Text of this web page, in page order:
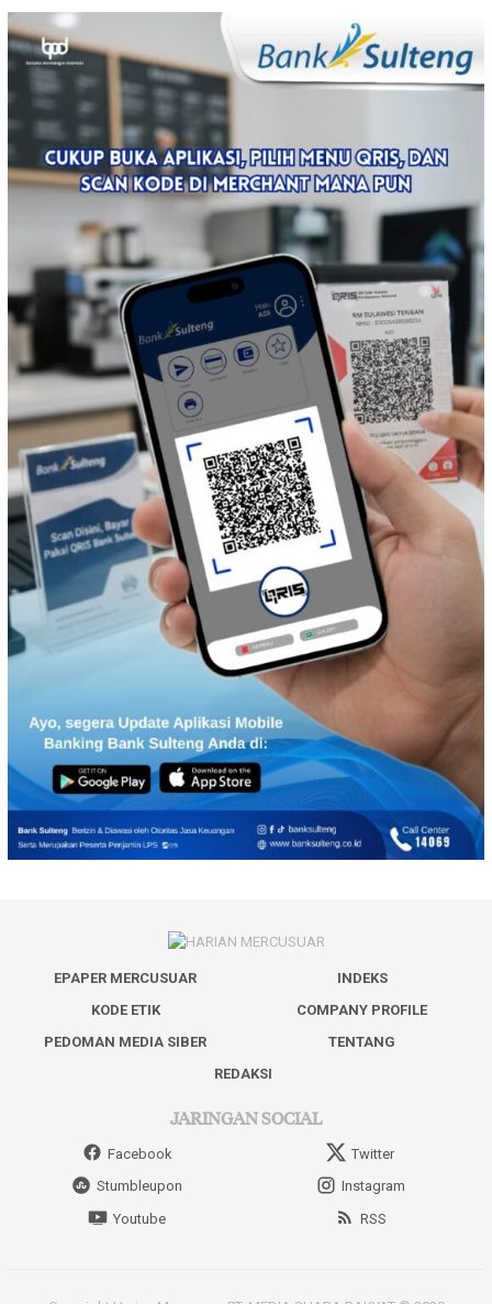
EPAPER MERCUSUAR
INDEKS
KODE ETIK
COMPANY PROFILE
PEDOMAN MEDIA SIBER
TENTANG
REDAKSI
JARINGAN SOCIAL
Facebook
Twitter
Stumbleupon
Instagram
Youtube
RSS